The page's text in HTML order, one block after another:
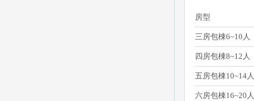
房型
三房包棟6~10人
四房包棟8~12人
五房包棟10~14人
六房包棟16~20人